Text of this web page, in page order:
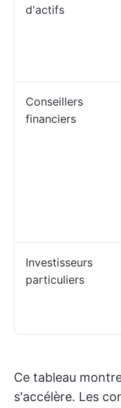
d'actifs
Conseillers
financiers
Investisseurs
particuliers
Ce tableau
s'accélère. Les